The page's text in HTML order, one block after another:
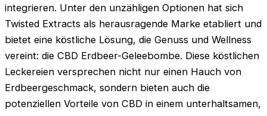
integrieren. Unter den unzähligen Optionen hat sich
Twisted Extracts als herausragende Marke etabliert und
bietet eine köstliche Lösung, die Genuss und Wellness
vereint: die CBD Erdbeer-Geleebombe. Diese köstlichen
Leckereien versprechen nicht nur einen Hauch von
Erdbeergeschmack, sondern bieten auch die
potenziellen Vorteile von CBD in einem unterhaltsamen,